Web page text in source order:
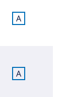
A
A